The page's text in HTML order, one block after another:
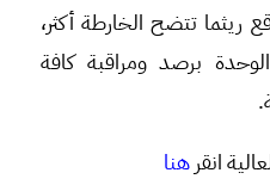
ريثما تتضح الخارطة أكثر،
برصد ومراقبة كافة
انقر هنا